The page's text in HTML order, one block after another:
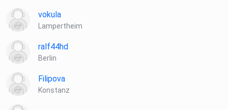
vokula
Lampertheim
ralf44hd
Berlin
Filipova
Konstanz